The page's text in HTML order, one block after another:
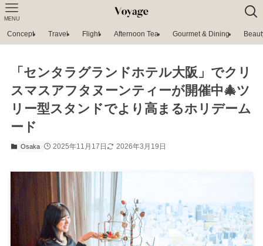
MENU
Concept Travel Flight Afternoon Tea Gourmet & Dining
「センタラグランドホテル大阪」でクリ
スマスアフタヌーンティーが開催中🎄ツ
リー型スタンドでより高まるホリデーム
ード
Osaka 2025年11月17日 2026年3月19日